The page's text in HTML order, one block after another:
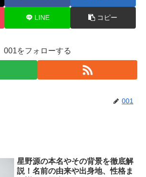
LINE コピー
001をフォローする
001
星野源の本名やその背景を徹底解
説！名前の由来や出身地、性格ま